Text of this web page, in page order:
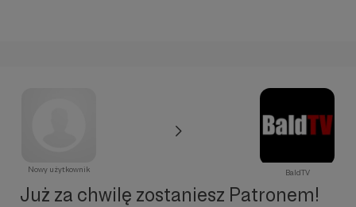
Nowy użytkownik BaldTV
Już za chwilę zostaniesz Patronem!